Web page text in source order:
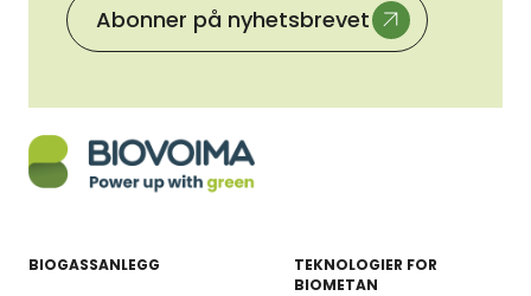
Abonner på nyhetsbrevet
BIOGASSANLEGG
TEKNOLOGIER FOR
BIOMETAN